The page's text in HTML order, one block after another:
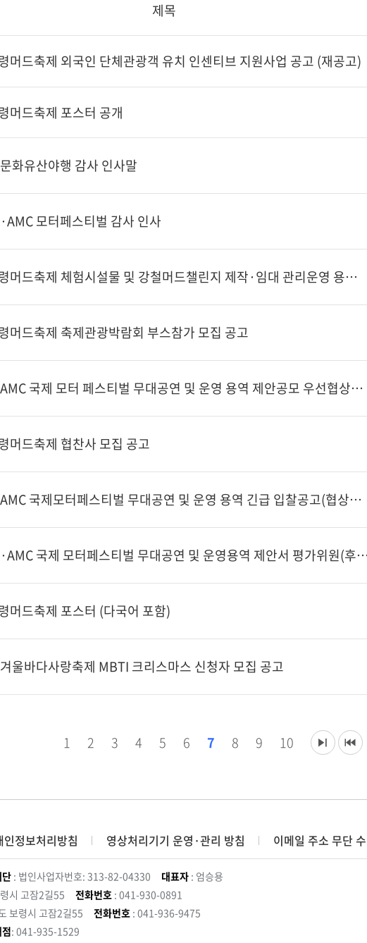
제목
머드축제 외국인 단체관광객 유치 인센티브 지원사업 공고 (재공고)
머드축제 포스터 공개
화유산야행 감사 인사말
모터페스티벌 감사 인사
제27회 보령머드축제 체험시설물 및 강철머드챌린지 제작·임대 관리운영 용역 입찰공고(협상에 의한 계약)
머드축제 축제관광박람회 부스참가 모집 공고
2024 보령AMC 국제 모터 페스티벌 무대공연 및 운영 용역 제안공모 우선협상대상자 공고
머드축제 협찬사 모집 공고
2024 보령AMC 국제모터페스티벌 무대공연 및 운영 용역 긴급 입찰공고(협상에 의한 계약)
2024 보령·AMC 국제 모터페스티벌 무대공연 및 운
머드축제 포스터 (다국어 포함)
울바다사랑축제 MBTI 크리스마스 신청자 모집 공고
1 2 3 4 5 6 7 8 9 10
인정보처리방침 영상처리기기 운영·관리 방침 이메일 주소 무단
: 법인사업자번호: 313-82-04330 대표자 : 엄승용
시 고잠2길55 전화번호 : 041-930-0891
보령시 고잠2길55 전화번호 : 041-936-9475
: 041-935-1529